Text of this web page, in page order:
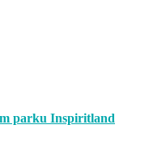
parku Inspiritland